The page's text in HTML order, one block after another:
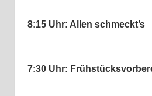
8:15 Uhr: Allen schmeckt’s
7:30 Uhr: